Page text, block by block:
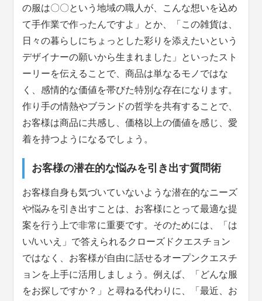
の服は〇〇という地域の職人が、こんな想いを込め
て手作業で作ったんですよ」とか、「この雑貨は、
日々の暮らしにちょっとした彩りを添えたいという
デザイナーの願いから生まれました」といったスト
ーリーを伝えることで、商品は単なるモノではな
く、感情的な価値を帯びた特別な存在になります。
作り手の情熱やブランドの哲学を共有することで、
お客様は商品に共感し、価格以上の価値を感じ、愛
着を持つようになるでしょう。
お客様の潜在的な悩みを引き出す質問術
お客様自身も気づいていないような潜在的なニーズ
や悩みを引き出すことは、お客様にとって最適な提
案を行う上で非常に重要です。そのためには、「は
い/いいえ」で答えられるクローズドクエスチョン
ではなく、お客様が自由に話せるオープンクエスチ
ョンを上手に活用しましょう。例えば、「どんな服
をお探しですか？」と尋ねる代わりに、「最近、お